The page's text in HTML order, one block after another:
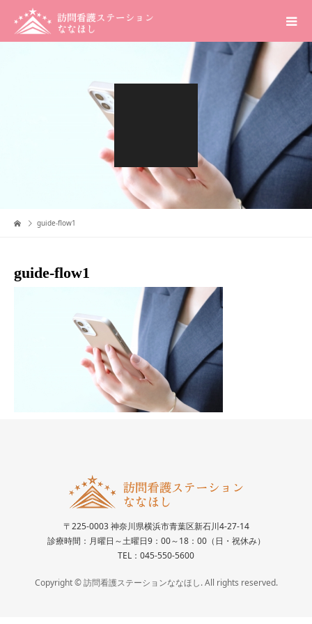
guide-flow1
guide-flow1
〒225-0003 神奈川県横浜市青葉区新石川4-27-14
診療時間：月曜日～土曜日9：00～18：00（日・祝休み）
TEL：045-550-5600
Copyright © 訪問看護ステーションななほし. All rights reserved.